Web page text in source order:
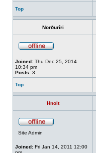
Top
Norðuríri
Joined: Thu Dec 25, 2014
10:34 pm
Posts: 3
Top
Hnolt
Site Admin
Joined: Fri Jan 14, 2011 12:00